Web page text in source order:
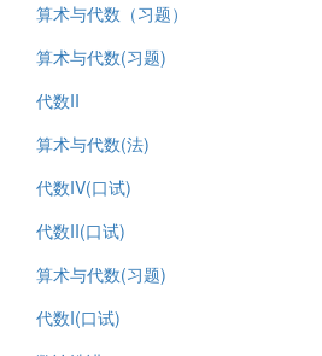
算术与代数（习题）
算术与代数(习题)
代数II
算术与代数(法)
代数IV(口试)
代数II(口试)
算术与代数(习题)
代数I(口试)